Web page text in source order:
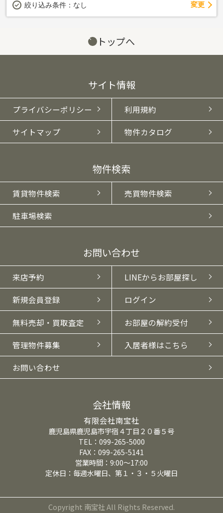
絞り込み条件： なし 変更
トップへ
サイト情報
プライバシーポリシー 利用規約
サイトマップ 物件カタログ
物件検索
賃貸物件検索 売買物件検索
駐車場検索
お問い合わせ
来店予約 LINEからお部屋探し
新規会員登録 ログイン
無料売却・買取査定 お部屋の解約受付
管理物件募集 入居者様はこちら
お問い合わせ
会社情報
有限会社南宝社
鹿児島県鹿児島市宇宿４丁目２０番５号
TEL：099-265-5000
FAX：099-265-5141
営業時間：9:00～17:00
定休日：毎週水曜日、第１・３・５火曜日
Copyright 南宝社 All Rights Reserved.